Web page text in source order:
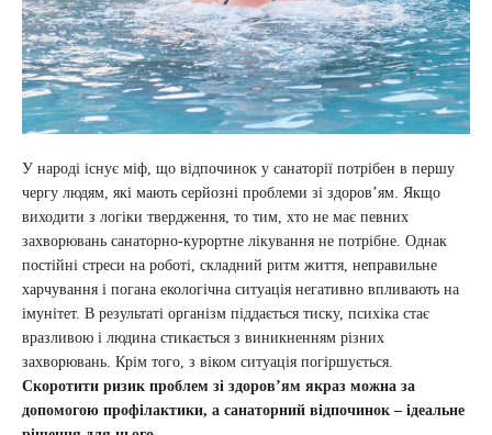
У народі існує міф, що відпочинок у санаторії потрібен в першу
чергу людям, які мають серйозні проблеми зі здоров’ям. Якщо
виходити з логіки твердження, то тим, хто не має певних
захворювань санаторно-курортне лікування не потрібне. Однак
постійні стреси на роботі, складний ритм життя, неправильне
харчування і погана екологічна ситуація негативно впливають на
імунітет. В результаті організм піддається тиску, психіка стає
вразливою і людина стикається з виникненням різних
захворювань. Крім того, з віком ситуація погіршується.
Скоротити ризик проблем зі здоров’ям якраз можна за
допомогою профілактики, а санаторний відпочинок – ідеальне